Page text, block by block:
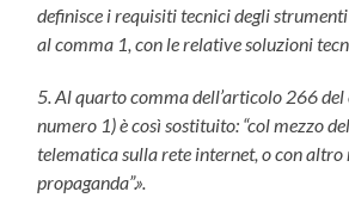
definisce i requisiti tecnici degli
al comma 1, con le relative soluzioni
5. Al quarto comma dell’articolo 266 del
numero 1) è così sostituito: “col mezzo
telematica sulla rete internet, o con altro
propaganda”.».